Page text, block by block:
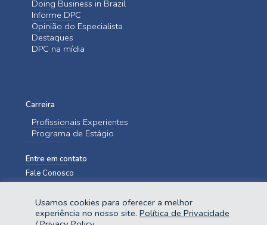
Doing Business in Brazil
Informe DPC
Opinião do Especialista
Destaques
DPC na mídia
Carreira
Profissionais Experientes
Programa de Estágio
Entre em contato
Fale Conosco
Usamos cookies para oferecer a melhor
experiência no nosso site. Política de Privacidade